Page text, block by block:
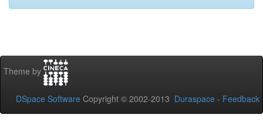
Theme by
DSpace Software Copyright © 2002-2013 Duraspace - Feedback